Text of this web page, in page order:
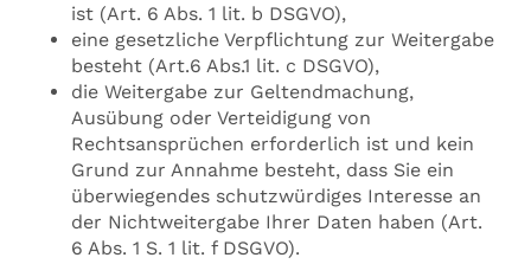
ist (Art. 6 Abs. 1 lit. b DSGVO),
eine gesetzliche Verpflichtung zur Weitergabe
besteht (Art.6 Abs.1 lit. c DSGVO),
die Weitergabe zur Geltendmachung,
Ausübung oder Verteidigung von
Rechtsansprüchen erforderlich ist und kein
Grund zur Annahme besteht, dass Sie ein
überwiegendes schutzwürdiges Interesse an
der Nichtweitergabe Ihrer Daten haben (Art.
6 Abs. 1 S. 1 lit. f DSGVO).